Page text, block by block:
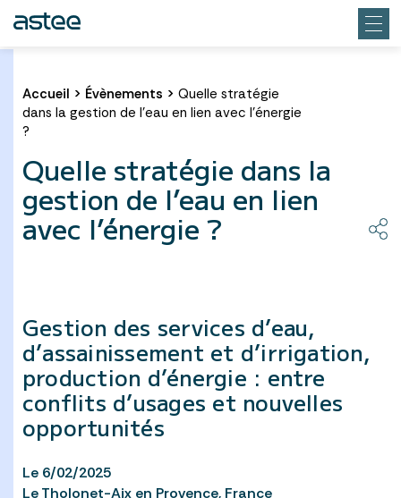
Accueil > Évènements > Quelle stratégie
dans la gestion de l’eau en lien avec l’énergie
?
Quelle stratégie dans la
gestion de l’eau en lien
avec l’énergie ?
Gestion des services d’eau,
d’assainissement et d’irrigation,
production d’énergie : entre
conflits d’usages et nouvelles
opportunités
Le 6/02/2025
Le Tholonet-Aix en Provence, France